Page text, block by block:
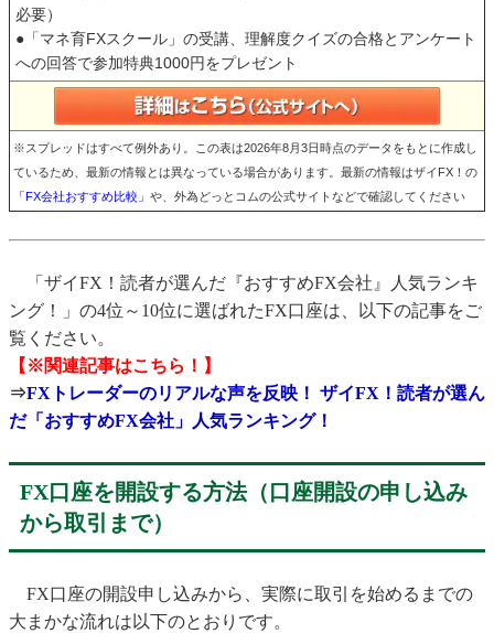
必要）
●「マネ育FXスクール」の受講、理解度クイズの合格とアンケート
への回答で参加特典1000円をプレゼント
※スプレッドはすべて例外あり。この表は2026年8月3日時点のデータをもとに作成し
ているため、最新の情報とは異なっている場合があります。最新の情報はザイFX！の
「FX会社おすすめ比較」 や、外為どっとコムの公式サイトなどで確認してください
「ザイFX！読者が選んだ『おすすめFX会社』人気ランキ
ング！」の4位～10位に選ばれたFX口座は、以下の記事をご
覧ください。
【※関連記事はこちら！】
⇒FXトレーダーのリアルな声を反映！ ザイFX！読者が選ん
だ「おすすめFX会社」人気ランキング！
FX口座を開設する方法（口座開設の申し込み
から取引まで）
FX口座の開設申し込みから、実際に取引を始めるまでの
大まかな流れは以下のとおりです。